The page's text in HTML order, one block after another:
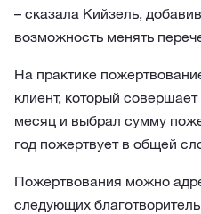
– сказала Кийзель,
возможность менять
На практике
клиент, который
месяц и выбрал сумму
год пожертвует в общей
Пожертвования можно
следующих